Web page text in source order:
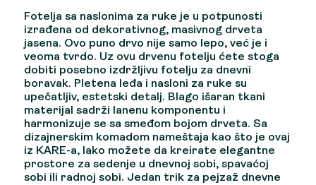
Fotelja sa naslonima za ruke je u potpunosti
izrađena od dekorativnog, masivnog drveta
jasena. Ovo puno drvo nije samo lepo, već je i
veoma tvrdo. Uz ovu drvenu fotelju ćete stoga
dobiti posebno izdržljivu fotelju za dnevni
boravak. Pletena leđa i nasloni za ruke su
upečatljiv, estetski detalj. Blago išaran tkani
materijal sadrži lanenu komponentu i
harmonizuje se sa smeđom bojom drveta. Sa
dizajnerskim komadom nameštaja kao što je ovaj
iz KARE-a, lako možete da kreirate elegantne
prostore za sedenje u dnevnoj sobi, spavaćoj
sobi ili radnoj sobi. Jedan trik za pejzaž dnevne